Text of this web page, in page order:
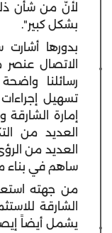
لأنّ من شأن
بشكل كبير".
بدورها
الاتصال
رسائلنا
تسهيل
إمارة
العديد من
العديد من
ساهم في بناء
من جهته
الشارقة
يشمل أيضاً